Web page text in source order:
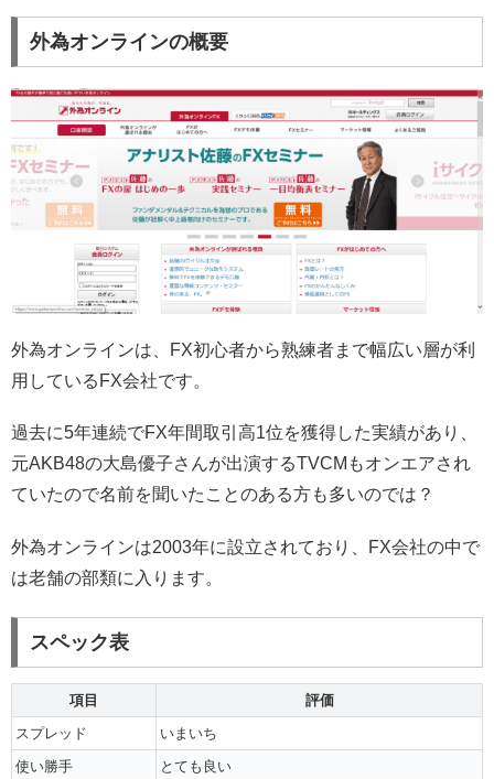
外為オンラインの概要
外為オンラインは、FX初心者から熟練者まで幅広い層が利
用しているFX会社です。
過去に5年連続でFX年間取引高1位を獲得した実績があり、
元AKB48の大島優子さんが出演するTVCMもオンエアされ
ていたので名前を聞いたことのある方も多いのでは？
外為オンラインは2003年に設立されており、FX会社の中で
は老舗の部類に入ります。
スペック表
項目
評価
スプレッド
いまいち
使い勝手
とても良い